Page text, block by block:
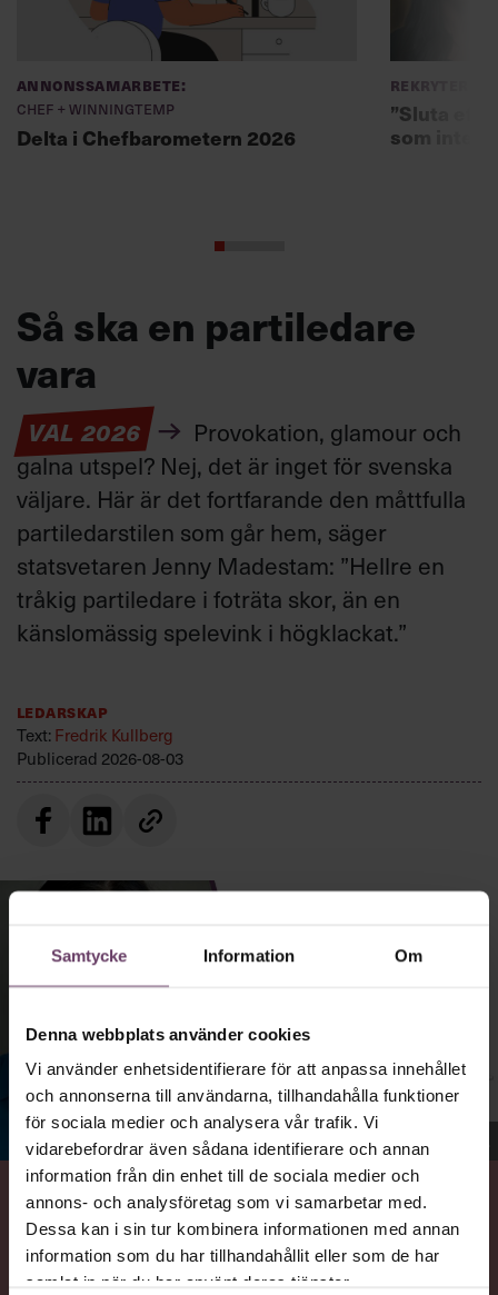
Samtycke Information Om
Denna webbplats använder cookies
Vi använder enhetsidentifierare för att anpassa innehållet
och annonserna till användarna, tillhandahålla funktioner
för sociala medier och analysera vår trafik. Vi
vidarebefordrar även sådana identifierare och annan
information från din enhet till de sociala medier och
annons- och analysföretag som vi samarbetar med.
Dessa kan i sin tur kombinera informationen med annan
information som du har tillhandahållit eller som de har
samlat in när du har använt deras tjänster.
Annonssamarbete:
Chef + Winningtemp
Delta i Chefbarometern 2026
Rekrytering
”Sluta
som inte
Så ska en partiledare
vara
VAL 2026
Provokation, glamour och
galna utspel? Nej, det är inget för svenska
väljare. Här är det fortfarande den måttfulla
partiledarstilen som går hem, säger
statsvetaren Jenny Madestam: ”Hellre en
tråkig partiledare i foträta skor, än en
känslomässig spelevink i högklackat.”
Ledarskap
Text: Fredrik Kullberg
Publicerad 2026-08-03
VAD
Statsvetaren Jenny Madestam, lektor vid Södertörns
högskola, går igenom vilka egenskaper svenska
Jenny Madestam, docent i statsvetenskap.